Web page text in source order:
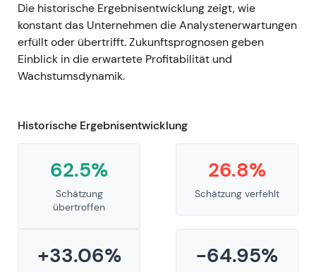
Die historische Ergebnisentwicklung zeigt, wie
konstant das Unternehmen die Analystenerwartungen
erfüllt oder übertrifft. Zukunftsprognosen geben
Einblick in die erwartete Profitabilität und
Wachstumsdynamik.
Historische Ergebnisentwicklung
62.5%
Schätzung
übertroffen
26.8%
Schätzung verfehlt
+33.06% -64.95%